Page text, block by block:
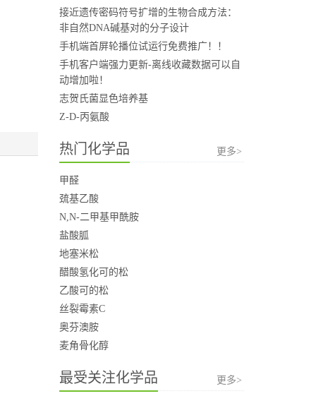
接近遗传密码符号扩增的生物合成方法：
非自然DNA碱基对的分子设计
手机端首屏轮播位试运行免费推广！！
手机客户端强力更新-离线收藏数据可以自
动增加啦！
志贺氏菌显色培养基
Z-D-丙氨酸
热门化学品 更多>
甲醛
巯基乙酸
N,N-二甲基甲酰胺
盐酸胍
地塞米松
醋酸氢化可的松
乙酸可的松
丝裂霉素C
奥芬澳胺
麦角骨化醇
最受关注化学品 更多>